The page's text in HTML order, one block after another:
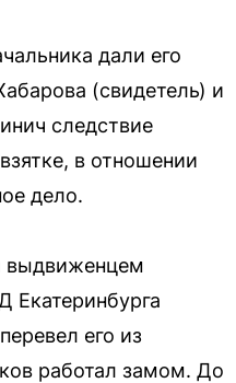
дали его
(свидетель) и
следствие
в отношении
дело.
выдвиженцем
Екатеринбурга
его из
работал замом. До